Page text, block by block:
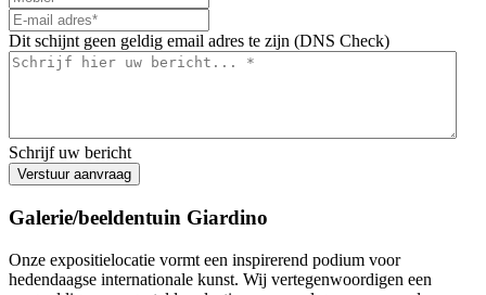
Dit schijnt geen geldig email adres te zijn (DNS Check)
Schrijf uw bericht
Verstuur aanvraag
Galerie/beeldentuin Giardino
Onze expositielocatie vormt een inspirerend podium voor
hedendaagse internationale kunst. Wij vertegenwoordigen een